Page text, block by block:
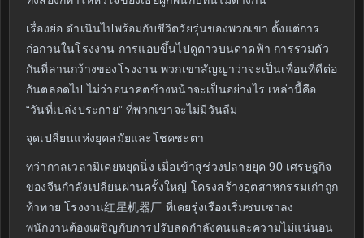
เรื่องย่อ ดำเนินไปพร้อมกับชีวิตวัยรุ่นของพวกเขา ตั้งแต่การ
ก่อกวนในโรงงาน การแอบขึ้นไปดูดาวบนดาดฟ้า การรวมตัว
กันที่ลานกว้างของโรงงาน พวกเขาสัญญาว่าจะเป็นเพื่อนที่ดีต่อ
กันตลอดไป ไม่ว่าอนาคตข้างหน้าจะเป็นอย่างไร เหล่านี้คือ
“วันที่เปล่งประกาย” ที่พวกเขาจะไม่มีวันลืม
จุดเปลี่ยนแห่งยุคสมัยและโชคชะตา
ทว่ากาลเวลามิเคยหยุดนิ่ง เมื่อเข้าสู่ช่วงปลายยุค 90 เศรษฐกิจ
ของจีนกำลังเปลี่ยนผ่านครั้งใหญ่ โครงสร้างอุตสาหกรรมเก่าถูก
ท้าทาย โรงงาน红星机器厂 ที่เคยรุ่งเรืองเริ่มซบเซาลง
พนักงานต้องเผชิญกับการปรับลดกำลังคนและความไม่แน่นอน